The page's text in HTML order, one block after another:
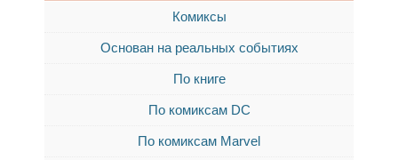
Комиксы
Основан на реальных событиях
По книге
По комиксам DC
По комиксам Marvel